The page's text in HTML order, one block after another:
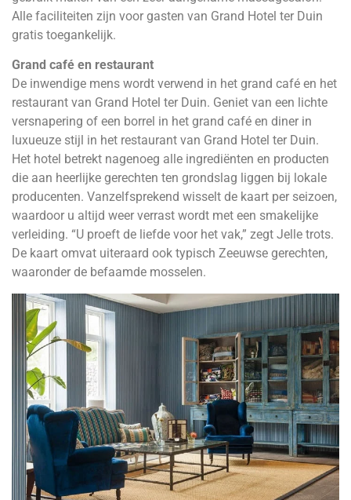
Alle faciliteiten zijn voor gasten van Grand Hotel ter Duin
gratis toegankelijk.
Grand café en restaurant
De inwendige mens wordt verwend in het grand café en het
restaurant van Grand Hotel ter Duin. Geniet van een lichte
versnapering of een borrel in het grand café en diner in
luxueuze stijl in het restaurant van Grand Hotel ter Duin.
Het hotel betrekt nagenoeg alle ingrediënten en producten
die aan heerlijke gerechten ten grondslag liggen bij lokale
producenten. Vanzelfsprekend wisselt de kaart per seizoen,
waardoor u altijd weer verrast wordt met een smakelijke
verleiding. “U proeft de liefde voor het vak,” zegt Jelle trots.
De kaart omvat uiteraard ook typisch Zeeuwse gerechten,
waaronder de befaamde mosselen.